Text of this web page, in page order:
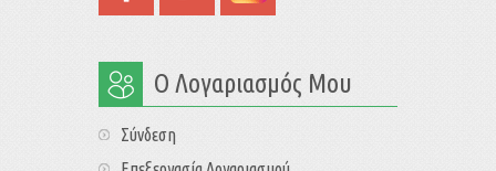
Ο Λογαριασμός Μου
Σύνδεση